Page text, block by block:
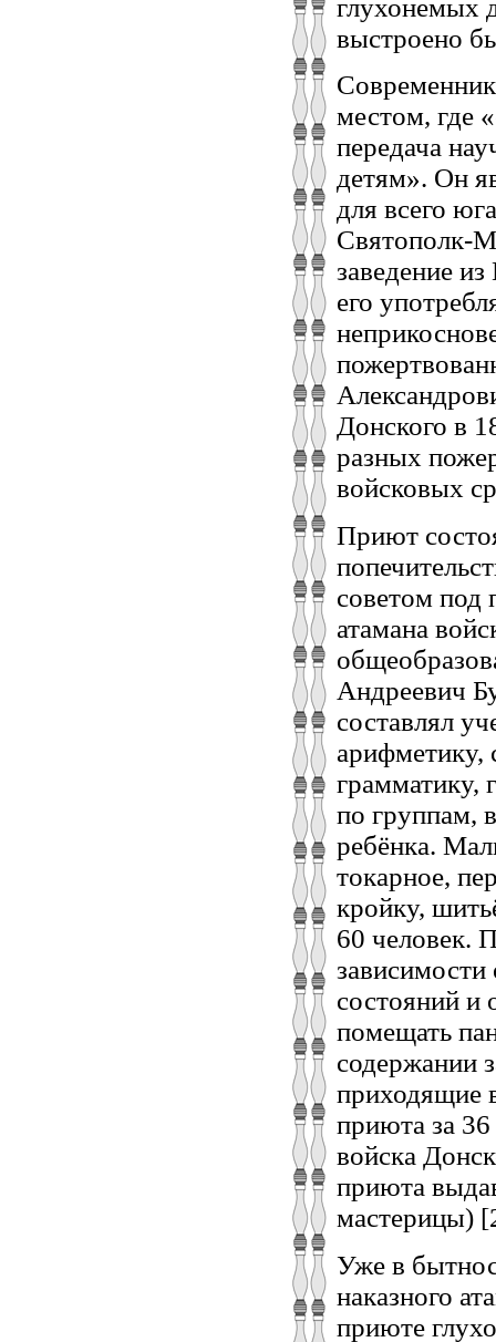
глухонемых
выстроено
местом, где
передача
детям». Он
для всего
Святополк-
заведение
его
Донского в
разных
войсковых
Приют
советом под
атамана
Андреевич
составлял
арифметику,
грамматику,
по группам,
ребёнка.
токарное,
кройку,
60 человек.
зависимости
состояний и
помещать
содержании
приходящие
приюта за
войска
приюта
мастерицы)
Уже в
наказного
приюте